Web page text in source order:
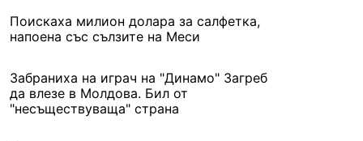
Поискаха милион долара за салфетка,
напоена със сълзите на Меси
Забраниха на играч на "Динамо" Загреб
да влезе в Молдова. Бил от
"несъществуваща" страна